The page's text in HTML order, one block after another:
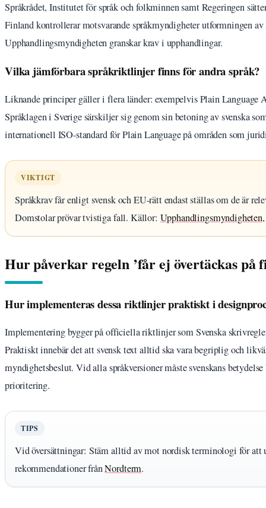
Språkrådet, Institutet för språk och folkminnen samt Regeringen
Finland kontrollerar motsvarande språkmyndigheter utformningen
Upphandlingsmyndigheten granskar krav i upphandlingar.
Vilka jämförbara språkriktlinjer finns för andra språk?
Liknande principer gäller i flera länder: exempelvis Plain Language
Språklagen i Sverige särskiljer sig genom sin betoning av svenska
internationell ISO-standard för Plain Language på områden som
VIKTIGT
Språkkrav får enligt svensk och EU-rätt endast ställas om de är
Domstolar prövar tvistiga fall. Källor: Upphandlingsmyndigheten
Hur påverkar regeln ’får ej övertäckas på
Hur implementeras dessa riktlinjer praktiskt i
Implementering bygger på officiella riktlinjer som Svenska
Praktiskt innebär det att svensk text alltid ska vara begriplig och
myndighetsbeslut. Vid alla språkversioner måste svenskans
prioritering.
TIPS
Vid översättningar: Stäm alltid av mot nordisk terminologi för att
rekommendationer frånNordterm.